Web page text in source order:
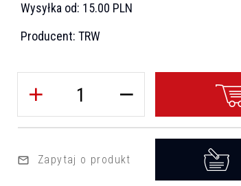
Wysyłka od: 15.00 PLN
Producent: TRW
Zapytaj o produkt